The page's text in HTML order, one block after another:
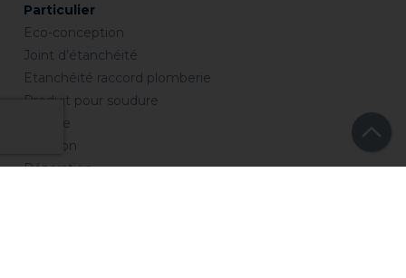
Particulier
Eco-conception
Joint d’étanchéité
Etanchéité raccord plomberie
Produit pour soudure
Collage
Isolation
Réparation